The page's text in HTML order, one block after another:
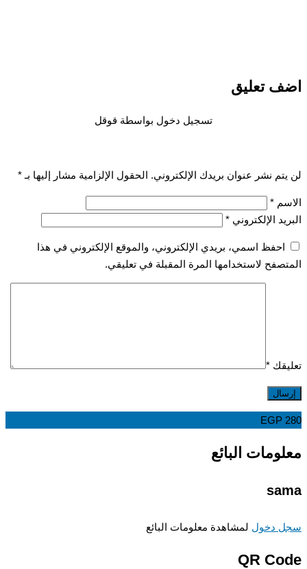
تعليق
تسجيل دخول بواسطة قوقل
نشر عنوان بريدك الإلكتروني. الحقول الإلزامية مشار إليها بـ*
*
الإلكتروني *
احفظ اسمي، بريدي الإلكتروني، والموقع الإلكتروني في هذا
لاستخدامها المرة المقبلة في تعليقي.
*
EGP
البائع
دخوللمشاهدة معلومات البائع
QR